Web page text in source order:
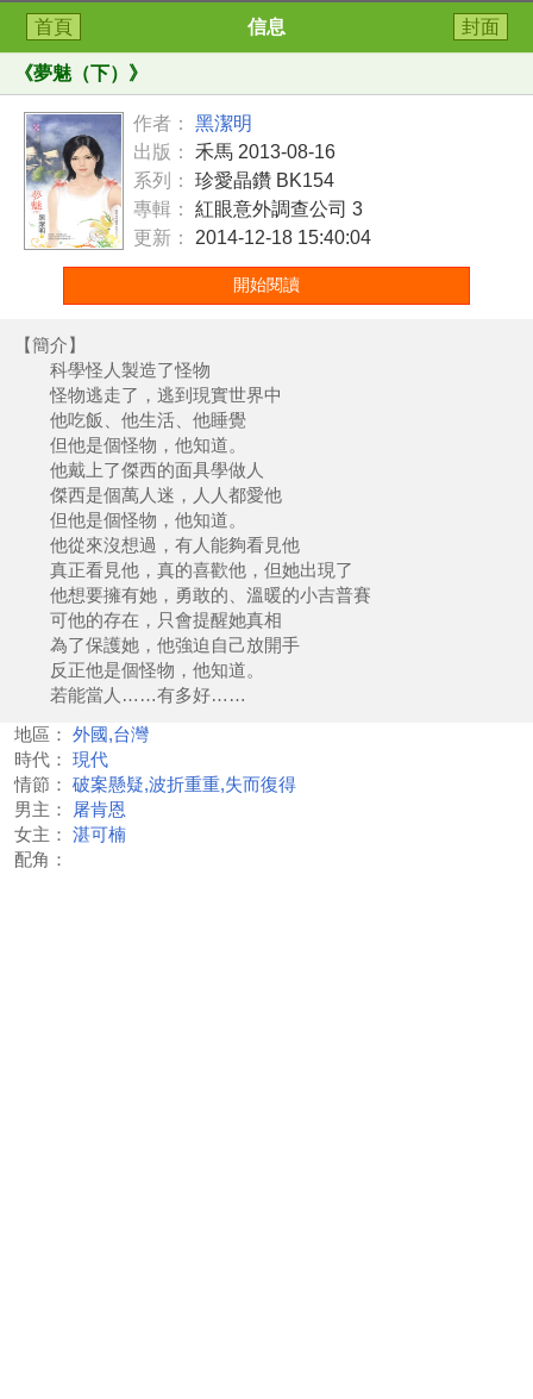
首頁 信息 封面
《夢魅（下） 》
作者：
黑潔明
出版：
禾馬 2013-08-16
系列：
珍愛晶鑽 BK154
專輯：
紅眼意外調查公司 3
更新：
2014-12-18 15:40:04
開始閱讀
【簡介】
科學怪人製造了怪物
怪物逃走了，逃到現實世界中
他吃飯、他生活、他睡覺
但他是個怪物，他知道。
他戴上了傑西的面具學做人
傑西是個萬人迷，人人都愛他
但他是個怪物，他知道。
他從來沒想過，有人能夠看見他
真正看見他，真的喜歡他，但她出現了
他想要擁有她，勇敢的、溫暖的小吉普賽
可他的存在，只會提醒她真相
為了保護她，他強迫自己放開手
反正他是個怪物，他知道。
若能當人……有多好……
地區：
外國,台灣
時代：
現代
情節：
破案懸疑,波折重重,失而復得
男主：
屠肯恩
女主：
湛可楠
配角：